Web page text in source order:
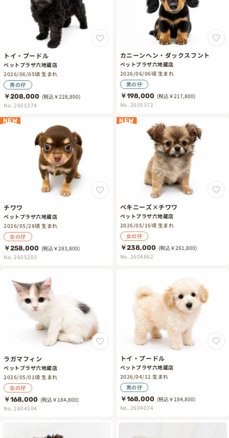
トイ・プードル
ペットプラザ六地蔵店
2026/06/05頃 生まれ
男の仔
￥208,000 (税込￥228,800)
No. 2605374
カニーンヘン・ダックスフント
ペットプラザ六地蔵店
2026/06/06頃 生まれ
男の仔
￥198,000 (税込￥217,800)
No. 2605372
NEW
チワワ
ペットプラザ六地蔵店
2026/05/28頃 生まれ
女の仔
￥258,000 (税込￥283,800)
No. 2605203
NEW
ペキニーズ×チワワ
ペットプラザ六地蔵店
2026/05/16頃 生まれ
女の仔
￥238,000 (税込￥261,800)
No. 2604862
ラガマフィン
ペットプラザ六地蔵店
2026/05/01頃 生まれ
女の仔
￥168,000 (税込￥184,800)
No. 2604504
トイ・プードル
ペットプラザ六地蔵店
2026/04/11 生まれ
男の仔
￥168,000 (税込￥184,800)
No. 2604034